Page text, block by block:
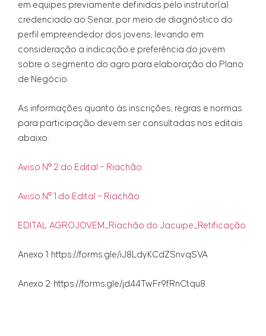
em equipes previamente definidas pelo instrutor(a)
credenciado ao Senar, por meio de diagnóstico do
perfil empreendedor dos jovens, levando em
consideração a indicação e preferência do jovem
sobre o segmento do agro para elaboração do Plano
de Negócio.
As informações quanto às inscrições, regras e normas
para participação devem ser consultadas nos editais
abaixo:
Aviso Nº 2 do Edital – Riachão
Aviso Nº 1 do Edital – Riachão
EDITAL AGROJOVEM_Riachão do Jacuipe_Retificação
Anexo 1: https://forms.gle/iJ8LdyKCdZSnvqSVA
Anexo 2: https://forms.gle/jd44TwFr9fRnCtqu8